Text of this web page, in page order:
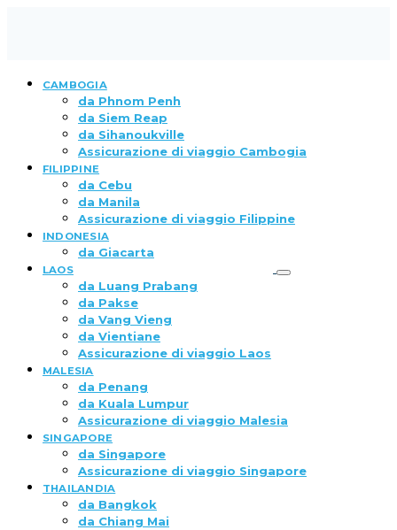
CAMBOGIA
da Phnom Penh
da Siem Reap
da Sihanoukville
Assicurazione di viaggio Cambogia
FILIPPINE
da Cebu
da Manila
Assicurazione di viaggio Filippine
INDONESIA
da Giacarta
LAOS
da Luang Prabang
da Pakse
da Vang Vieng
da Vientiane
Assicurazione di viaggio Laos
MALESIA
da Penang
da Kuala Lumpur
Assicurazione di viaggio Malesia
SINGAPORE
da Singapore
Assicurazione di viaggio Singapore
THAILANDIA
da Bangkok
da Chiang Mai